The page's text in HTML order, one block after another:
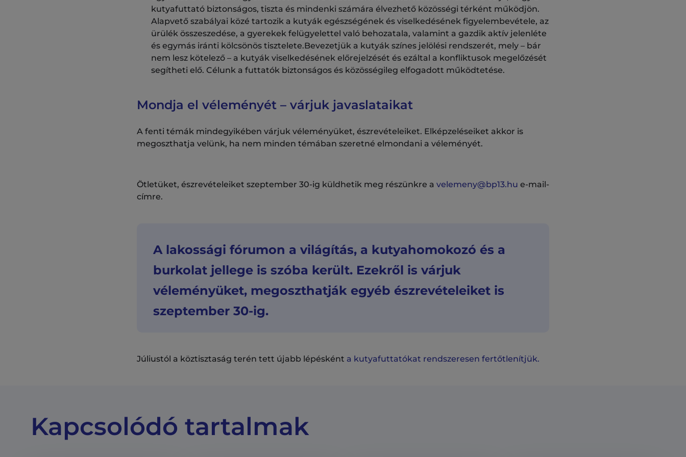
kutyafuttató biztonságos, tiszta és mindenki számára élvezhető közösségi térként működjön.
Alapvető szabályai közé tartozik a kutyák egészségének és viselkedésének figyelembevétele, az
ürülék összeszedése, a gyerekek felügyelettel való behozatala, valamint a gazdik aktív jelenléte
és egymás iránti kölcsönös tisztelete.Bevezetjük a kutyák színes jelölési rendszerét, mely – bár
nem lesz kötelező – a kutyák viselkedésének előrejelzését és ezáltal a konfliktusok megelőzését
segítheti elő. Célunk a futtatók biztonságos és közösségileg elfogadott működtetése.
Mondja el véleményét – várjuk javaslataikat
A fenti témák mindegyikében várjuk véleményüket, észrevételeiket. Elképzeléseiket akkor is
megoszthatja velünk, ha nem minden témában szeretné elmondani a véleményét.
Ötletüket, észrevételeiket szeptember 30-ig küldhetik meg részünkre a velemeny@bp13.hu e-mail-
címre.
A lakossági fórumon a világítás, a kutyahomokozó és a
burkolat jellege is szóba került. Ezekről is várjuk
véleményüket, megoszthatják egyéb észrevételeiket is
szeptember 30-ig.
Júliustól a köztisztaság terén tett újabb lépésként a kutyafuttatókat rendszeresen fertőtlenítjük.
Kapcsolódó tartalmak